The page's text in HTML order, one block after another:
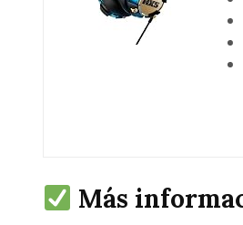
Más